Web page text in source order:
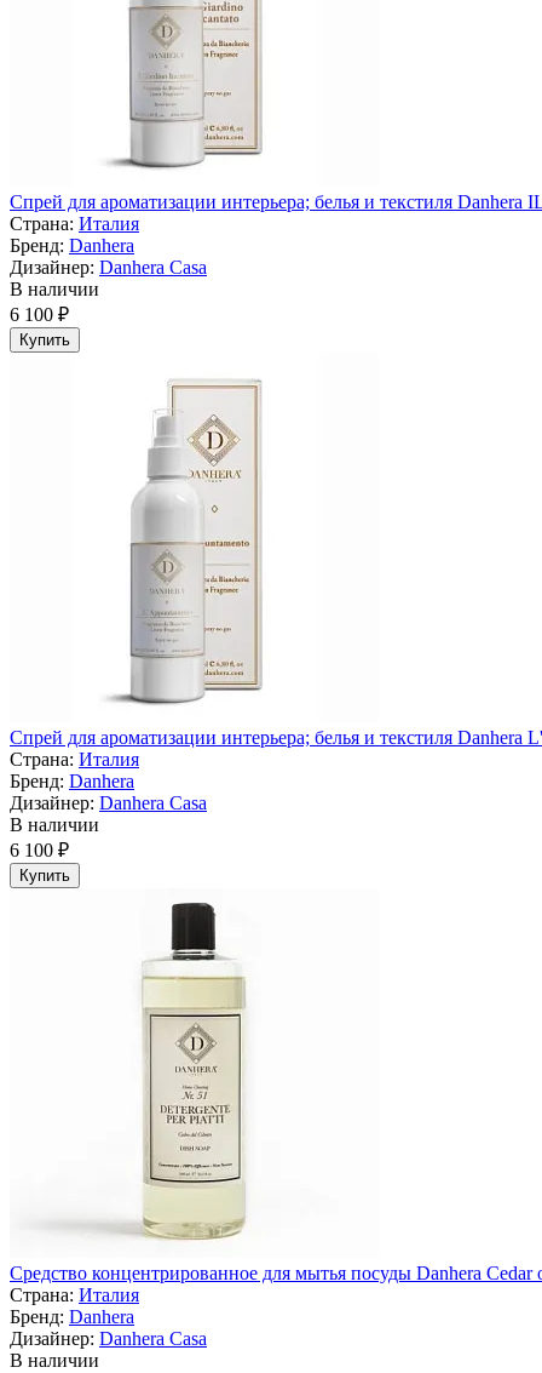
Спрей для ароматизации интерьера; белья и текстиля Danhera
Страна: Италия
Бренд: Danhera
Дизайнер: Danhera Casa
В наличии
6 100 ₽
Купить
Спрей для ароматизации интерьера; белья и текстиля Danhera
Страна: Италия
Бренд: Danhera
Дизайнер: Danhera Casa
В наличии
6 100 ₽
Купить
Средство концентрированное для мытья посуды Danhera
Страна: Италия
Бренд: Danhera
Дизайнер: Danhera Casa
В наличии